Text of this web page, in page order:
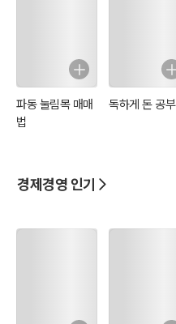
파동 눌림목 매매
법
독하게 돈 공부
경제경영 인기